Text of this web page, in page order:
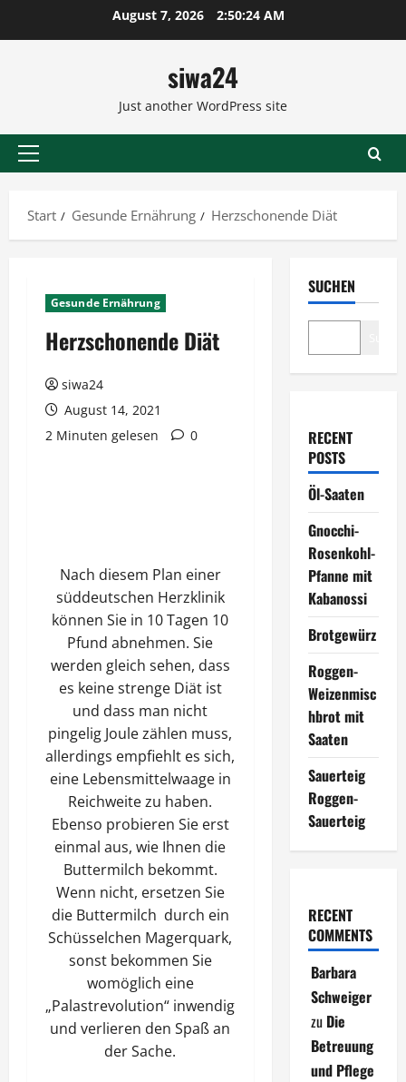
August 7, 2026 2:50:25 AM
siwa24
Just another WordPress site
Primäres
Start
Gesunde Ernährung Herzschonende Diät
Gesunde Ernährung
Herzschonende Diät
siwa24
August 14, 2021
2 Minuten gelesen
0
Nach diesem Plan einer
süddeutschen Herzklinik
können Sie in 10 Tagen 10
Pfund abnehmen. Sie
werden gleich sehen, dass
es keine strenge Diät ist
und dass man nicht
pingelig Joule zählen muss,
allerdings empfiehlt es sich,
eine Lebensmittelwaage in
Reichweite zu haben.
Ebenso probieren Sie erst
einmal aus, wie Ihnen die
Buttermilch bekommt.
Wenn nicht, ersetzen Sie
die Buttermilch durch ein
Schüsselchen Magerquark,
sonst bekommen Sie
womöglich eine
„Palastrevolution“ inwendig
und verlieren den Spaß an
der Sache.
SUCHEN
RECENT
POSTS
Öl-Saaten
Gnocchi-
Rosenkohl-
Pfanne mit
Kabanossi
Brotgewürz
Roggen-
Weizenmisc
hbrot mit
Saaten
Sauerteig
Roggen-
Sauerteig
RECENT
COMMENTS
Barbara
Schweiger
zu Die
Betreuung
und Pflege